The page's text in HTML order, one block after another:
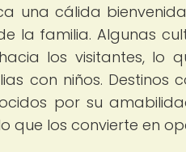
una cálida
la familia. Algunas
los visitantes, lo
con niños. Destinos
por su
que los convierte en